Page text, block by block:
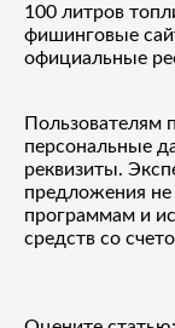
100 литров
фишинговые
официальные
Пользователям
персональные
реквизиты.
предложения
программам и
средств со